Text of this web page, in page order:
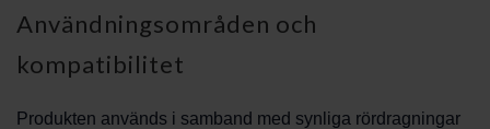
Användningsområden och
kompatibilitet
Produkten används i samband med synliga rördragningar